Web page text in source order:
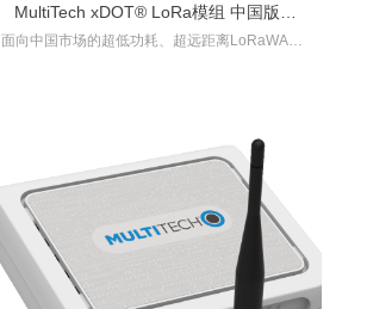
MultiTech xDOT® LoRa模组 中国版本
（MTXDOT-CN1系列）
面向中国市场的超低功耗、超远距离LoRaWAN®